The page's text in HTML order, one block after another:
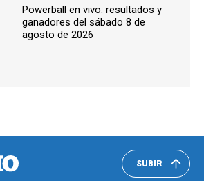
Powerball en vivo: resultados y
ganadores del sábado 8 de
agosto de 2026
SUBIR